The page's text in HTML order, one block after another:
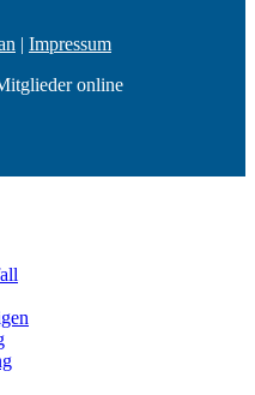
| Impressum
online